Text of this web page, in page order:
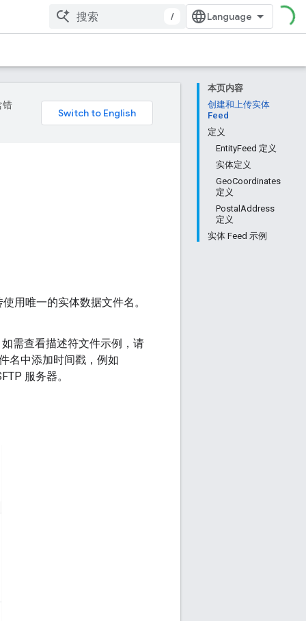
/
本页内容
创建和上传实体
Feed
定义
EntityFeed 定义
实体定义
GeoCoordinates
定义
PostalAddress
定义
实体 Feed 示例
错
用唯一的实体数据文件名。
需查看描述符文件示例，请
名中添加时间戳，例如
服务器。